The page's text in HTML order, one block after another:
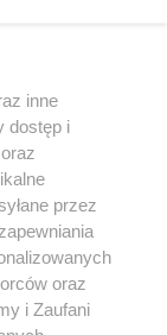
powielany i
jakikolwiek sposób
polu
w
użycie
z naruszeniem
groźbą kary i
inne
dostęp i
przez
oraz
i Zaufani